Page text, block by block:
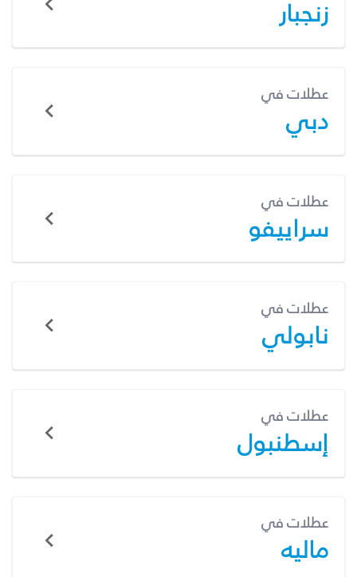
زنجبار
عطلات في
دبي
عطلات في
سراييفو
عطلات في
نابولي
عطلات في
إسطنبول
عطلات في
ماليه